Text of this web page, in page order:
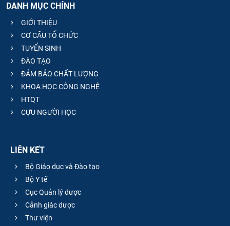
CỰU NGƯỜI HỌC
DANH MỤC CHÍNH
GIỚI THIỆU
CƠ CẤU TỔ CHỨC
TUYỂN SINH
ĐÀO TẠO
ĐẢM BẢO CHẤT LƯỢNG
KHOA HỌC CÔNG NGHỆ
HTQT
CỰU NGƯỜI HỌC
LIÊN KẾT
Bộ Giáo dục và Đào tạo
Bộ Y tế
Cục Quản lý dược
Cảnh giác dược
Thư viện